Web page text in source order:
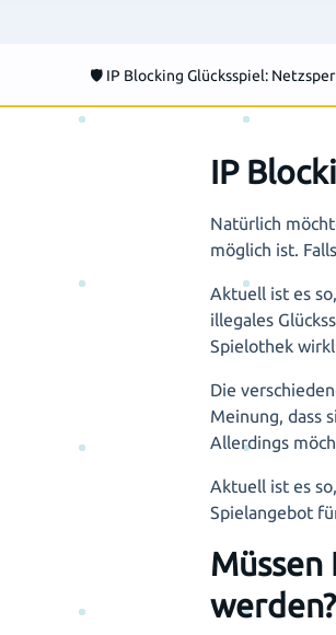
🛡️ IP Blocking Glücksspiel:
IP
Natürlich
möglich ist.
Aktuell ist es
illegales
Spielothek
Die
Meinung, dass
Allerdings
Aktuell ist es
Spielangebot
werden?